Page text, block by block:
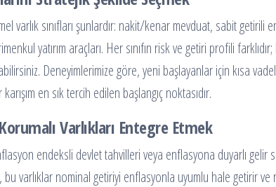
varlık sınıfları şunlardır: nakit/kenar mevduat, sabit getirili
yatırım araçları. Her sınıfın risk ve getiri profili
Deneyimlerimize göre, yeni başlayanlar için kısa
en sık tercih edilen başlangıç noktasıdır.
Varlıkları Entegre Etmek
endeksli devlet tahvilleri veya enflasyona duyarlı
varlıklar nominal getiriyi enflasyonla uyumlu hale getirir ve